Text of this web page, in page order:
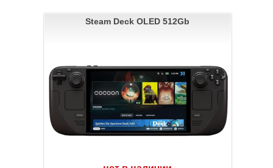
Steam Deck OLED 512Gb